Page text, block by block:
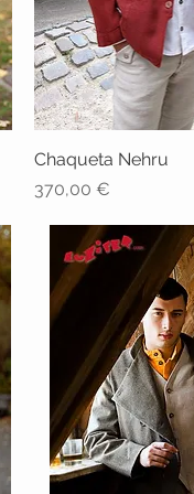
Vista rápida
Chaqueta Nehru
Precio
370,00 €